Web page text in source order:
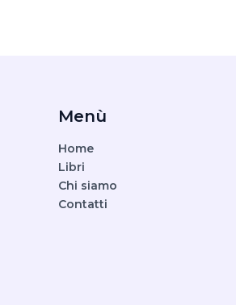
Menù
Home
Libri
Chi siamo
Contatti